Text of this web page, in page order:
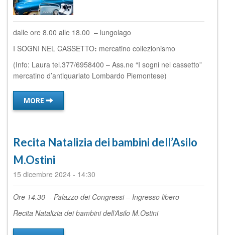
dalle ore 8.00 alle 18.00 – lungolago
I SOGNI NEL CASSETTO: mercatino collezionismo
(Info: Laura tel.377/6958400 – Ass.ne “I sogni nel cassetto”
mercatino d’antiquariato Lombardo Piemontese)
MORE
Recita Natalizia dei bambini dell’Asilo
M.Ostini
15 dicembre 2024 - 14:30
Ore 14.30 - Palazzo dei Congressi – Ingresso libero
Recita Natalizia dei bambini dell’Asilo M.Ostini